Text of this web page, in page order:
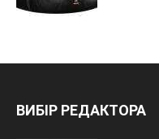
ВИБІР РЕДАКТОРА